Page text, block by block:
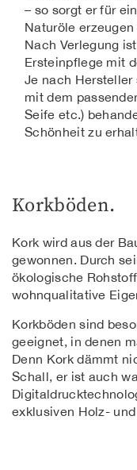
– so sorgt er für
Naturöle
Nach Verlegung
Ersteinpflege mit
Je nach
mit dem
Seife etc.)
Schönheit zu
Korkböden.
Kork wird aus der
gewonnen. Durch
ökologische
wohnqualitative
Korkböden sind
geeignet, in denen
Denn Kork dämmt
Schall, er ist auch
exklusiven Holz-